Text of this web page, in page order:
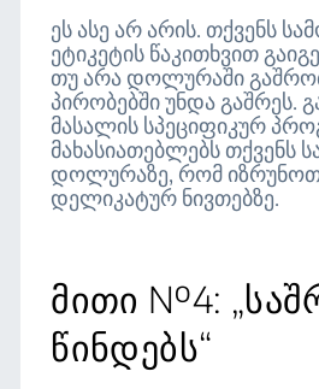
ეს ასე არ არის. თქვენს
ეტიკეტის წაკითხვით
თუ არა დოლურაში
პირობებში უნდა გაშრეს.
მასალის სპეციფიკურ
მახასიათებლებს თქვენს
დოლურაზე, რომ
დელიკატურ ნივთებზე.
მითი №4:
წინდებს“